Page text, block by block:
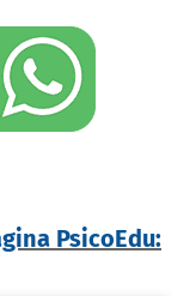
PsicoEdu: